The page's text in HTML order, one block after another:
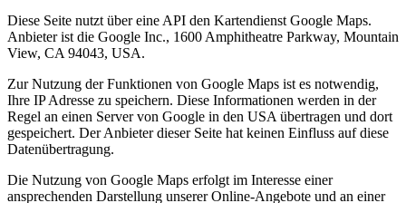
Diese Seite nutzt über eine API den Kartendienst Google Maps.
Anbieter ist die Google Inc., 1600 Amphitheatre Parkway, Mountain
View, CA 94043, USA.
Zur Nutzung der Funktionen von Google Maps ist es notwendig,
Ihre IP Adresse zu speichern. Diese Informationen werden in der
Regel an einen Server von Google in den USA übertragen und dort
gespeichert. Der Anbieter dieser Seite hat keinen Einfluss auf diese
Datenübertragung.
Die Nutzung von Google Maps erfolgt im Interesse einer
ansprechenden Darstellung unserer Online-Angebote und an einer